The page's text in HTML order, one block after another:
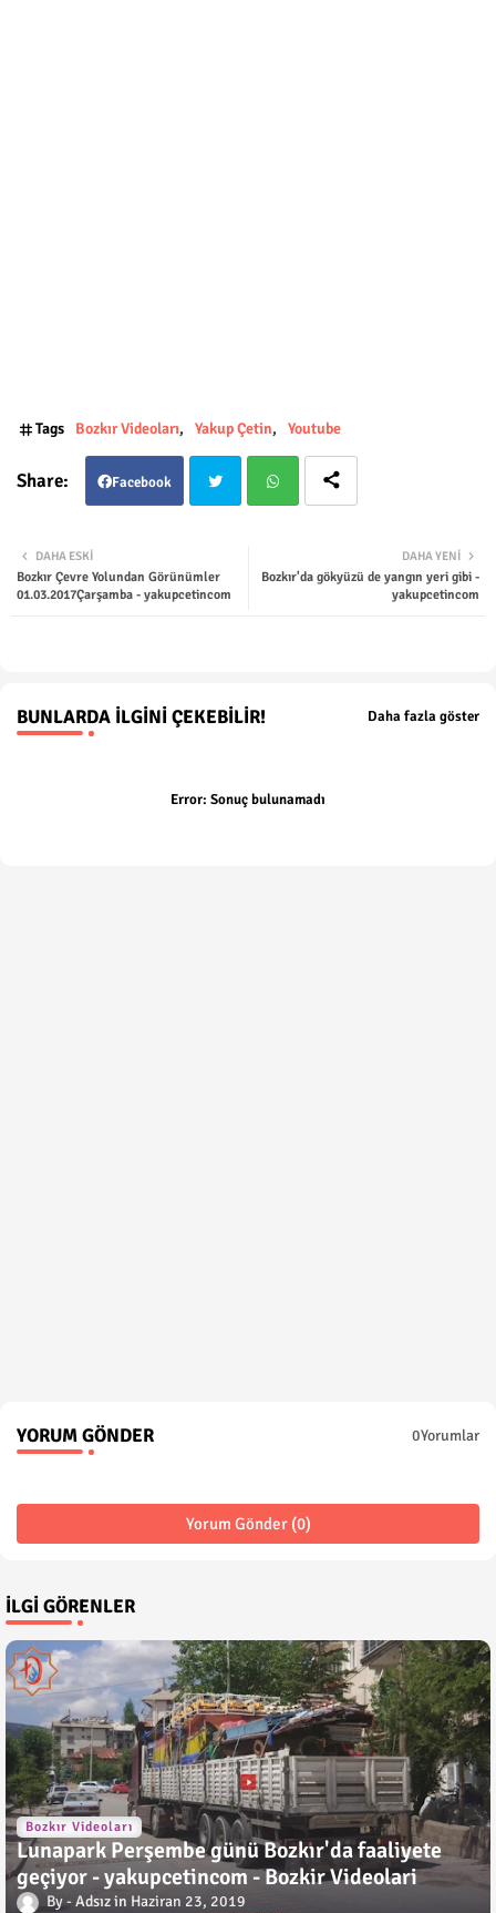
Tags Bozkır Videoları Yakup Çetin Youtube
Facebook
ter tsap
DAHA YENI
Bozkır'da gökyüzü de yangın yeri gibi -
yakupcetincom
DAHA ESKI
Bozkır Çevre Yolundan Görünümler
01.03.2017Çarşamba - yakupcetincom
BUNLARDA İLGINI ÇEKEBILIR! Daha fazla göster
Error: Sonuç bulunamadı
YORUM GÖNDER 0Yorumlar
Yorum Gönder (0)
İLGI GÖRENLER
Bozkır Videoları
Lunapark Perşembe günü Bozkır'da faaliyete
geçiyor - yakupcetincom - Bozkir Videolari
Adsız Haziran 23, 2019